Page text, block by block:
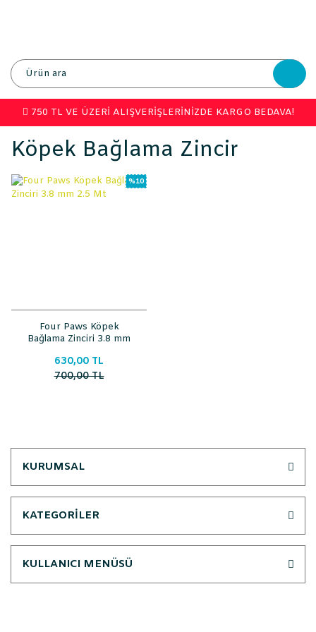
750 TL VE ÜZERİ ALIŞVERİŞLERİNİZDE KARGO BEDAVA!
Köpek Bağlama Zincir
%10
Four Paws Köpek
Bağlama Zinciri 3.8 mm
630,00 TL
700,00 TL
KURUMSAL
KATEGORİLER
KULLANICI MENÜSÜ